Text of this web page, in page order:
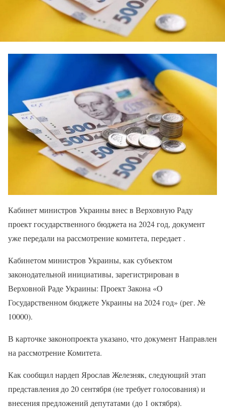
Кабинет министров Украины внес в Верховную Раду
проект государственного бюджета на 2024 год, документ
уже передали на рассмотрение комитета, передает .
Кабинетом министров Украины, как субъектом
законодательной инициативы, зарегистрирован в
Верховной Раде Украины: Проект Закона «О
Государственном бюджете Украины на 2024 год» (рег. №
10000).
В карточке законопроекта указано, что документ Направлен
на рассмотрение Комитета.
Как сообщил нардеп Ярослав Железняк, следующий этап
представления до 20 сентября (не требует голосования) и
внесения предложений депутатами (до 1 октября).